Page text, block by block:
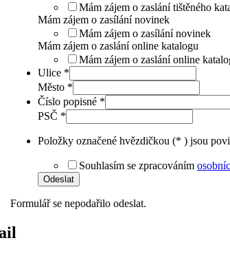
Mám zájem o zaslání tištěného
Mám zájem o zasílání novinek
Mám zájem o zasílání novinek
Mám zájem o zaslání online katalogu
Mám zájem o zaslání online
Ulice *
Město *
Číslo popisné *
PSČ *
Položky označené hvězdičkou (* ) jsou
Souhlasím se zpracováním
Odeslat
Formulář se nepodařilo odeslat.